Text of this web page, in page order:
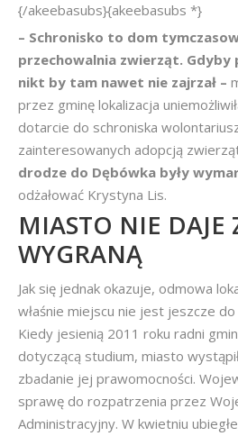
{/akeebasubs}{akeebasubs *}
– Schronisko to dom
przechowalnia zwierząt. Gdyby
nikt by tam nawet nie zajrzał –
przez gminę lokalizacja
dotarcie do schroniska
zainteresowanych adopcją
drodze do Dębówka były
odżałować Krystyna Lis.
MIASTO NIE DAJE
WYGRANĄ
Jak się jednak okazuje, odmowa
właśnie miejscu nie jest jeszcze
Kiedy jesienią 2011 roku radni
dotyczącą studium, miasto
zbadanie jej prawomocności.
sprawę do rozpatrzenia przez
Administracyjny. W kwietniu